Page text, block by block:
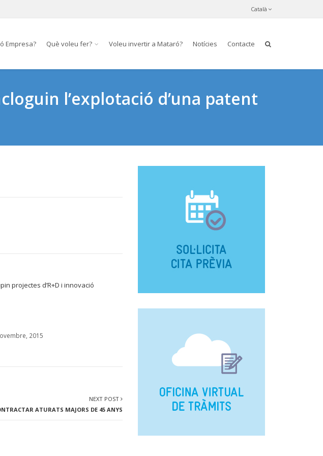
Català
Empresa? Què voleu fer? Voleu invertir a Mataró? Notícies Contacte
l’explotació d’una patent
projectes d’R+D i innovació
2015
NEXT POST
ATURATS MAJORS DE 45 ANYS